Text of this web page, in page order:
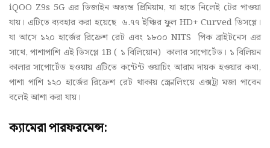
iQOO Z9s 5G এর ডিজাইন অত্যন্ত প্রিমিয়াম, যা হাতে নিলেই টের পাওয়া
যায়। এটিতে ব্যবহার করা হয়েছে ৬.৭৭ ইঞ্চির ফুল HD+ Curved ডিসপ্লে।
যা আসে ১২০ হার্জের রিফ্রেশ রেট এবং ১৮০০ NITS পিক ব্রাইটনেস এর
সাথে, পাশাপাশি এই ডিসপ্লে 1B ( ১ বিলিয়োন) কালার সাপোর্টেড। ১ বিলিয়ন
কালার সাপোর্টেড হওয়ায় এটিতে কন্টেন্ট ওয়াচিং আরাম দায়ক হওয়ার কথা,
পাশা পাশি ১২০ হার্জের রিফ্রেশ রেট থাকায় স্ক্রোলিংয়ে এক্সট্রা মজা পাবেন
বলেই আশা করা যায়।
ক্যামেরা পারফরমেন্স: